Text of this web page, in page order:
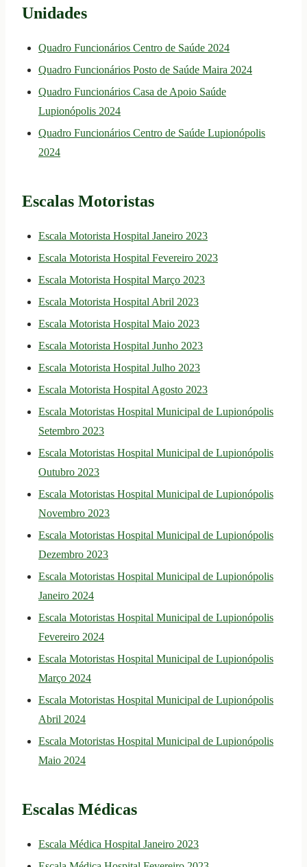
Unidades
Quadro Funcionários Centro de Saúde 2024
Quadro Funcionários Posto de Saúde Maira 2024
Quadro Funcionários Casa de Apoio Saúde
Lupionópolis 2024
Quadro Funcionários Centro de Saúde Lupionópolis
2024
Escalas Motoristas
Escala Motorista Hospital Janeiro 2023
Escala Motorista Hospital Fevereiro 2023
Escala Motorista Hospital Março 2023
Escala Motorista Hospital Abril 2023
Escala Motorista Hospital Maio 2023
Escala Motorista Hospital Junho 2023
Escala Motorista Hospital Julho 2023
Escala Motorista Hospital Agosto 2023
Escala Motoristas Hospital Municipal de Lupionópolis
Setembro 2023
Escala Motoristas Hospital Municipal de Lupionópolis
Outubro 2023
Escala Motoristas Hospital Municipal de Lupionópolis
Novembro 2023
Escala Motoristas Hospital Municipal de Lupionópolis
Dezembro 2023
Escala Motoristas Hospital Municipal de Lupionópolis
Janeiro 2024
Escala Motoristas Hospital Municipal de Lupionópolis
Fevereiro 2024
Escala Motoristas Hospital Municipal de Lupionópolis
Março 2024
Escala Motoristas Hospital Municipal de Lupionópolis
Abril 2024
Escala Motoristas Hospital Municipal de Lupionópolis
Maio 2024
Escalas Médicas
Escala Médica Hospital Janeiro 2023